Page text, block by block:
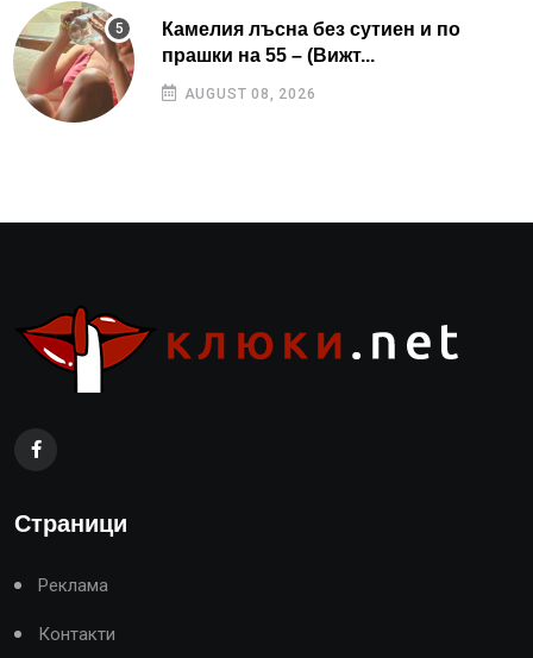
Камелия лъсна без сутиен и по
прашки на 55 – (Вижт...
AUGUST 08, 2026
Страници
Реклама
Контакти